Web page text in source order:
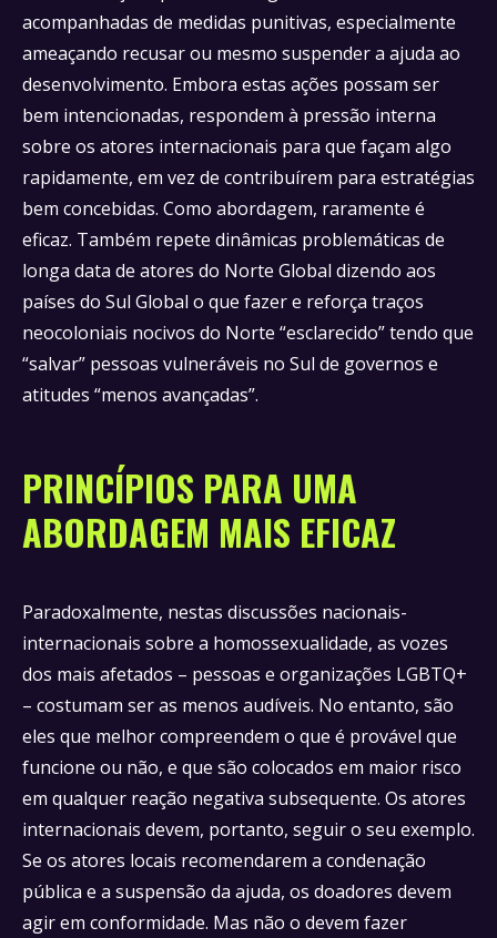
acompanhadas de medidas punitivas, especialmente
ameaçando recusar ou mesmo suspender a ajuda ao
desenvolvimento. Embora estas ações possam ser
bem intencionadas, respondem à pressão interna
sobre os atores internacionais para que façam algo
rapidamente, em vez de contribuírem para estratégias
bem concebidas. Como abordagem, raramente é
eficaz. Também repete dinâmicas problemáticas de
longa data de atores do Norte Global dizendo aos
países do Sul Global o que fazer e reforça traços
neocoloniais nocivos do Norte “esclarecido” tendo que
“salvar” pessoas vulneráveis no Sul de governos e
atitudes “menos avançadas”.
PRINCÍPIOS PARA UMA
ABORDAGEM MAIS EFICAZ
Paradoxalmente, nestas discussões nacionais-
internacionais sobre a homossexualidade, as vozes
dos mais afetados – pessoas e organizações LGBTQ+
– costumam ser as menos audíveis. No entanto, são
eles que melhor compreendem o que é provável que
funcione ou não, e que são colocados em maior risco
em qualquer reação negativa subsequente. Os atores
internacionais devem, portanto, seguir o seu exemplo.
Se os atores locais recomendarem a condenação
pública e a suspensão da ajuda, os doadores devem
agir em conformidade. Mas não o devem fazer